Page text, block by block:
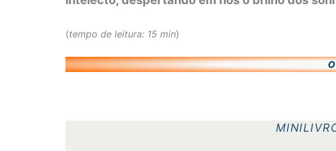
(tempo de leitura: 15 min)